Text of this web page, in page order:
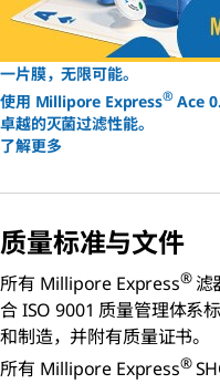
一片膜，无限可能。
使用 Millipore Express® Ace
卓越的灭菌过滤性能。
了解更多
质量标准与文件
所有 Millipore Express® 滤
合 ISO 9001 质量管理体系
和制造，并附有质量证书。
所有 Millipore Express®